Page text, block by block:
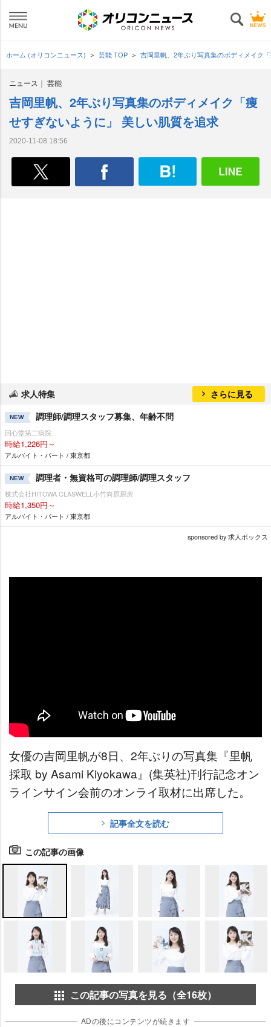
ホーム (オリコンニュース) 芸能 TOP 吉岡里帆、2年ぶり写真集のボディメイク
ニュース 芸能
吉岡里帆、2年ぶり写真集のボディメイク「痩
せすぎないように」 美しい肌質を追求
2020-11-08 18:56
求人特集 さらに見る
NEW 調理師/調理スタッフ募集、年齢不問
回心堂第二病院
時給1,226円～
アルバイト・パート / 東京都
NEW 調理者・無資格可の調理師/調理スタッフ
株式会社HITOWA CLASWELL小竹向原厨房
時給1,350円～
アルバイト・パート / 東京都
sponsored by 求人ボックス
女優の吉岡里帆が8日、2年ぶりの写真集『里帆
採取 by Asami Kiyokawa』(集英社)刊行記念オン
ラインサイン会前のオンライ取材に出席した。
記事全文を読む
この記事の画像
この記事の写真を見る（全16枚）
ADの後にコンテンツが続きます